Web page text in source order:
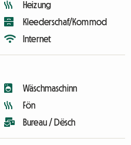
Heizung
Kleederschaf/Kommod
Internet
Wäschmaschinn
Fön
Bureau / Dësch